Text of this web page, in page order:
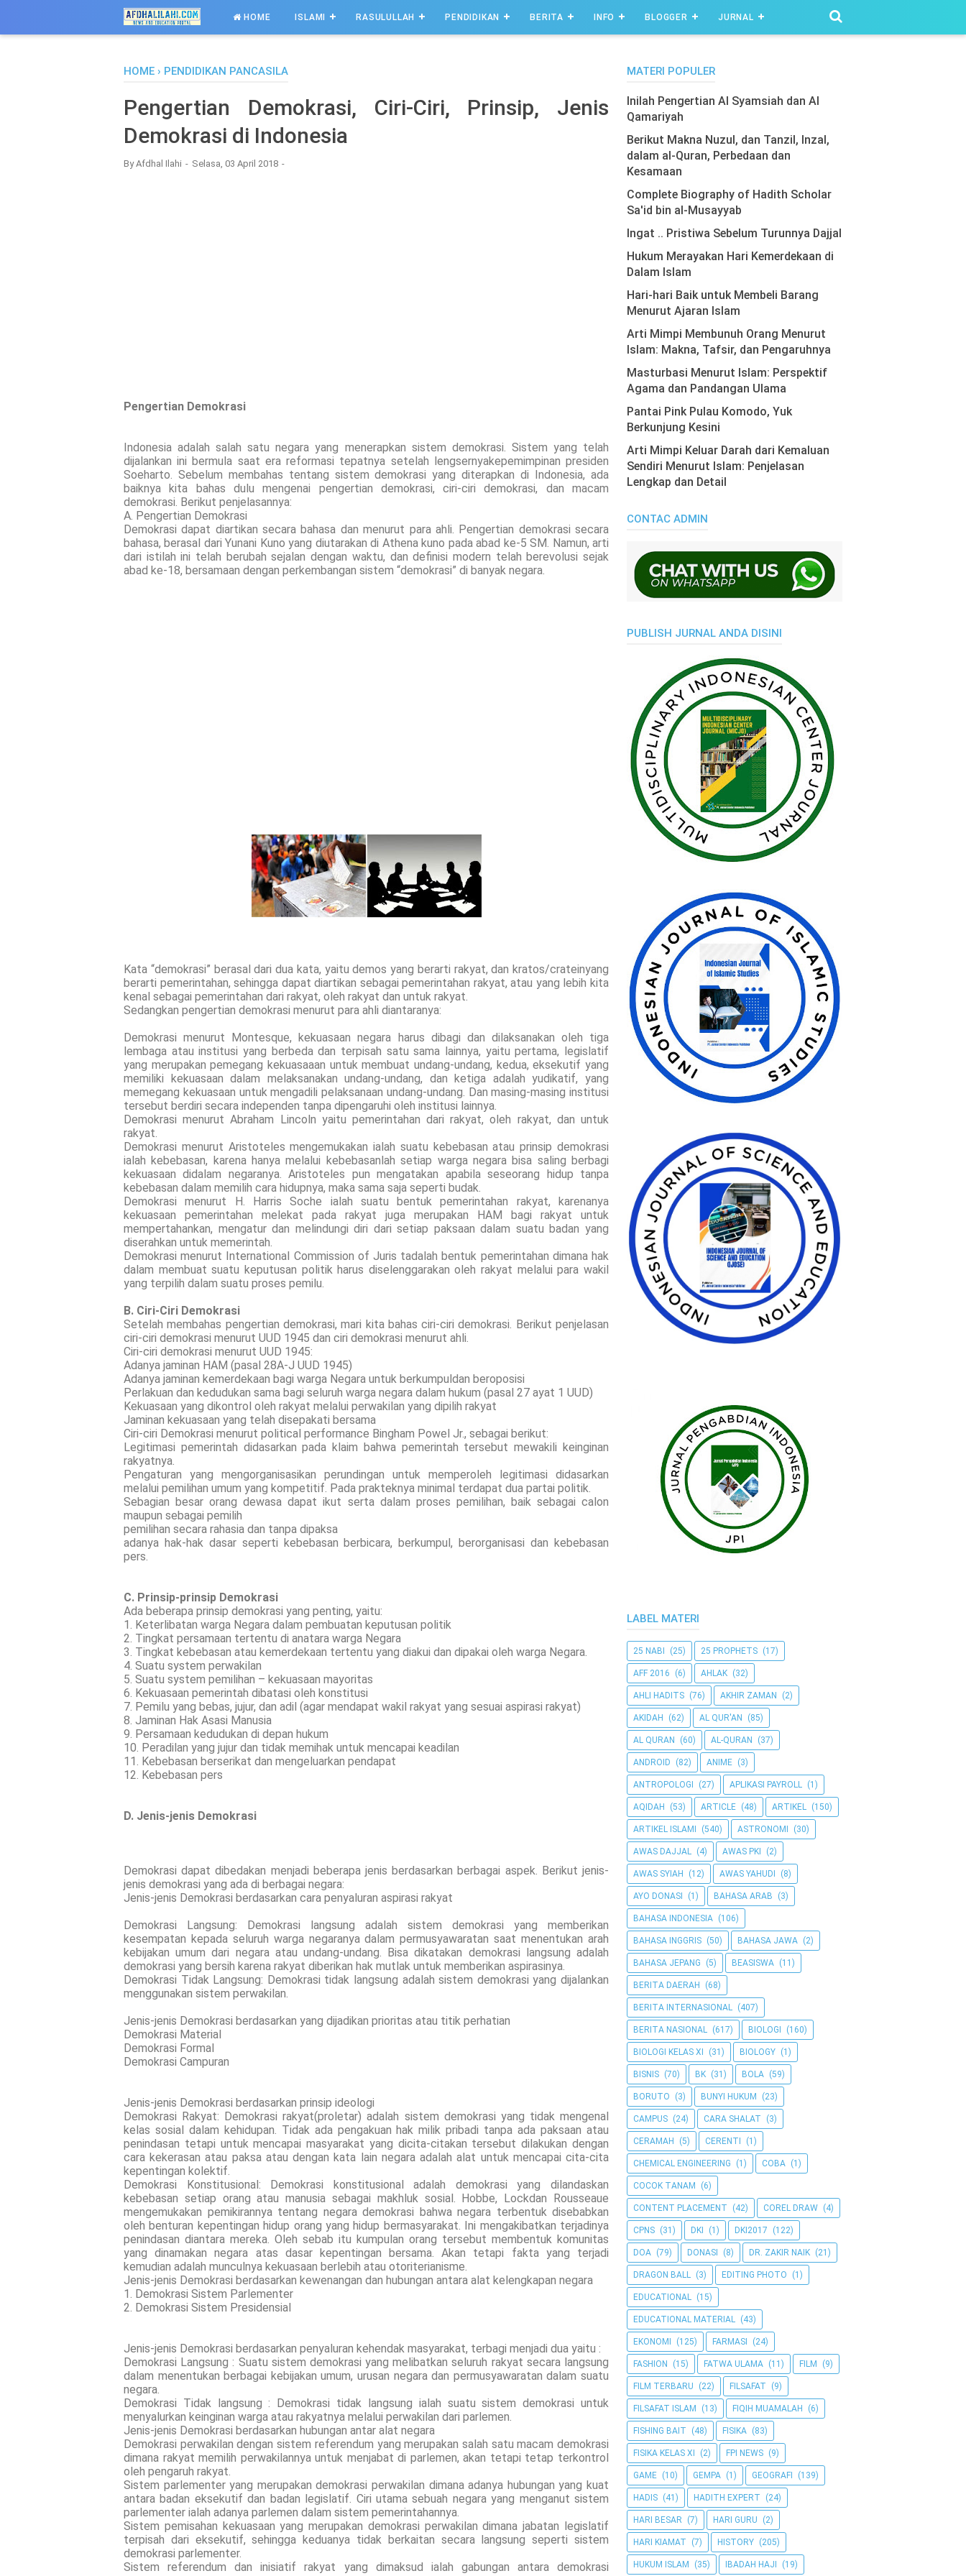
HOME ISLAMI RASULULLAH PENDIDIKAN BERITA INFO BLOGGER JURNAL
HOME › PENDIDIKAN PANCASILA
Pengertian Demokrasi, Ciri-Ciri, Prinsip, Jenis
Demokrasi di Indonesia
ByAfdhal Ilahi Selasa, 03 April 2018
Pengertian Demokrasi
Indonesia adalah salah satu negara yang menerapkan sistem demokrasi. Sistem yang telah
dijalankan ini bermula saat era reformasi tepatnya setelah lengsernyakepemimpinan presiden
Soeharto. Sebelum membahas tentang sistem demokrasi yang diterapkan di Indonesia, ada
baiknya kita bahas dulu mengenai pengertian demokrasi, ciri-ciri demokrasi, dan macam
demokrasi. Berikut penjelasannya:
A. Pengertian Demokrasi
Demokrasi dapat diartikan secara bahasa dan menurut para ahli. Pengertian demokrasi secara
bahasa, berasal dari Yunani Kuno yang diutarakan di Athena kuno pada abad ke-5 SM. Namun, arti
dari istilah ini telah berubah sejalan dengan waktu, dan definisi modern telah berevolusi sejak
abad ke-18, bersamaan dengan perkembangan sistem “demokrasi” di banyak negara.
Kata “demokrasi” berasal dari dua kata, yaitu demos yang berarti rakyat, dan kratos/crateinyang
berarti pemerintahan, sehingga dapat diartikan sebagai pemerintahan rakyat, atau yang lebih kita
kenal sebagai pemerintahan dari rakyat, oleh rakyat dan untuk rakyat.
Sedangkan pengertian demokrasi menurut para ahli diantaranya:
Demokrasi menurut Montesque, kekuasaan negara harus dibagi dan dilaksanakan oleh tiga
lembaga atau institusi yang berbeda dan terpisah satu sama lainnya, yaitu pertama, legislatif
yang merupakan pemegang kekuasaaan untuk membuat undang-undang, kedua, eksekutif yang
memiliki kekuasaan dalam melaksanakan undang-undang, dan ketiga adalah yudikatif, yang
memegang kekuasaan untuk mengadili pelaksanaan undang-undang. Dan masing-masing institusi
tersebut berdiri secara independen tanpa dipengaruhi oleh institusi lainnya.
Demokrasi menurut Abraham Lincoln yaitu pemerintahan dari rakyat, oleh rakyat, dan untuk
rakyat.
Demokrasi menurut Aristoteles mengemukakan ialah suatu kebebasan atau prinsip demokrasi
ialah kebebasan, karena hanya melalui kebebasanlah setiap warga negara bisa saling berbagi
kekuasaan didalam negaranya. Aristoteles pun mengatakan apabila seseorang hidup tanpa
kebebasan dalam memilih cara hidupnya, maka sama saja seperti budak.
Demokrasi menurut H. Harris Soche ialah suatu bentuk pemerintahan rakyat, karenanya
kekuasaan pemerintahan melekat pada rakyat juga merupakan HAM bagi rakyat untuk
mempertahankan, mengatur dan melindungi diri dari setiap paksaan dalam suatu badan yang
diserahkan untuk memerintah.
Demokrasi menurut International Commission of Juris tadalah bentuk pemerintahan dimana hak
dalam membuat suatu keputusan politik harus diselenggarakan oleh rakyat melalui para wakil
yang terpilih dalam suatu proses pemilu.
B. Ciri-Ciri Demokrasi
Setelah membahas pengertian demokrasi, mari kita bahas ciri-ciri demokrasi. Berikut penjelasan
ciri-ciri demokrasi menurut UUD 1945 dan ciri demokrasi menurut ahli.
Ciri-ciri demokrasi menurut UUD 1945:
Adanya jaminan HAM (pasal 28A-J UUD 1945)
Adanya jaminan kemerdekaan bagi warga Negara untuk berkumpuldan beroposisi
Perlakuan dan kedudukan sama bagi seluruh warga negara dalam hukum (pasal 27 ayat 1 UUD)
Kekuasaan yang dikontrol oleh rakyat melalui perwakilan yang dipilih rakyat
Jaminan kekuasaan yang telah disepakati bersama
Ciri-ciri Demokrasi menurut political performance Bingham Powel Jr., sebagai berikut:
Legitimasi pemerintah didasarkan pada klaim bahwa pemerintah tersebut mewakili keinginan
rakyatnya.
Pengaturan yang mengorganisasikan perundingan untuk memperoleh legitimasi didasarkan
melalui pemilihan umum yang kompetitif. Pada prakteknya minimal terdapat dua partai politik.
Sebagian besar orang dewasa dapat ikut serta dalam proses pemilihan, baik sebagai calon
maupun sebagai pemilih
pemilihan secara rahasia dan tanpa dipaksa
adanya hak-hak dasar seperti kebebasan berbicara, berkumpul, berorganisasi dan kebebasan
pers.
C. Prinsip-prinsip Demokrasi
Ada beberapa prinsip demokrasi yang penting, yaitu:
1. Keterlibatan warga Negara dalam pembuatan keputusan politik
2. Tingkat persamaan tertentu di anatara warga Negara
3. Tingkat kebebasan atau kemerdekaan tertentu yang diakui dan dipakai oleh warga Negara.
4. Suatu system perwakilan
5. Suatu system pemilihan – kekuasaan mayoritas
6. Kekuasaan pemerintah dibatasi oleh konstitusi
7. Pemilu yang bebas, jujur, dan adil (agar mendapat wakil rakyat yang sesuai aspirasi rakyat)
8. Jaminan Hak Asasi Manusia
9. Persamaan kedudukan di depan hukum
10. Peradilan yang jujur dan tidak memihak untuk mencapai keadilan
11. Kebebasan berserikat dan mengeluarkan pendapat
12. Kebebasan pers
D. Jenis-jenis Demokrasi
Demokrasi dapat dibedakan menjadi beberapa jenis berdasarkan berbagai aspek. Berikut jenis-
jenis demokrasi yang ada di berbagai negara:
Jenis-jenis Demokrasi berdasarkan cara penyaluran aspirasi rakyat
Demokrasi Langsung: Demokrasi langsung adalah sistem demokrasi yang memberikan
kesempatan kepada seluruh warga negaranya dalam permusyawaratan saat menentukan arah
kebijakan umum dari negara atau undang-undang. Bisa dikatakan demokrasi langsung adalah
demokrasi yang bersih karena rakyat diberikan hak mutlak untuk memberikan aspirasinya.
Demokrasi Tidak Langsung: Demokrasi tidak langsung adalah sistem demokrasi yang dijalankan
menggunakan sistem perwakilan.
Jenis-jenis Demokrasi berdasarkan yang dijadikan prioritas atau titik perhatian
Demokrasi Material
Demokrasi Formal
Demokrasi Campuran
Jenis-jenis Demokrasi berdasarkan prinsip ideologi
Demokrasi Rakyat: Demokrasi rakyat(proletar) adalah sistem demokrasi yang tidak mengenal
kelas sosial dalam kehidupan. Tidak ada pengakuan hak milik pribadi tanpa ada paksaan atau
penindasan tetapi untuk mencapai masyarakat yang dicita-citakan tersebut dilakukan dengan
cara kekerasan atau paksa atau dengan kata lain negara adalah alat untuk mencapai cita-cita
kepentingan kolektif.
Demokrasi Konstitusional: Demokrasi konstitusional adalah demokrasi yang dilandaskan
kebebasan setiap orang atau manusia sebagai makhluk sosial. Hobbe, Lockdan Rousseaue
mengemukakan pemikirannya tentang negara demokrasi bahwa negara terbentuk disebabkan
oleh benturan kepentingan hidup orang yang hidup bermasyarakat. Ini mengakibatkan terjadinya
penindasan diantara mereka. Oleh sebab itu kumpulan orang tersebut membentuk komunitas
yang dinamakan negara atas dasar kepentingan bersama. Akan tetapi fakta yang terjadi
kemudian adalah munculnya kekuasaan berlebih atau otoriterianisme.
Jenis-jenis Demokrasi berdasarkan kewenangan dan hubungan antara alat kelengkapan negara
1. Demokrasi Sistem Parlementer
2. Demokrasi Sistem Presidensial
Jenis-jenis Demokrasi berdasarkan penyaluran kehendak masyarakat, terbagi menjadi dua yaitu :
Demokrasi Langsung : Suatu sistem demokrasi yang melibatkan seluruh rakyat secara langsung
dalam menentukan berbagai kebijakan umum, urusan negara dan permusyawaratan dalam suatu
negara.
Demokrasi Tidak langsung : Demokrasi tidak langsung ialah suatu sistem demokrasi untuk
menyalurkan keinginan warga atau rakyatnya melalui perwakilan dari parlemen.
Jenis-jenis Demokrasi berdasarkan hubungan antar alat negara
Demokrasi perwakilan dengan sistem referendum yang merupakan salah satu macam demokrasi
dimana rakyat memilih perwakilannya untuk menjabat di parlemen, akan tetapi tetap terkontrol
oleh pengaruh rakyat.
Sistem parlementer yang merupakan demokrasi perwakilan dimana adanya hubungan yang kuat
antara badan eksekutif dan badan legislatif. Ciri utama sebuah negara yang menganut sistem
parlementer ialah adanya parlemen dalam sistem pemerintahannya.
Sistem pemisahan kekuasaan yang merupakan demokrasi perwakilan dimana jabatan legislatif
terpisah dari eksekutif, sehingga keduanya tidak berkaitan secara langsung seperti sistem
demokrasi parlementer.
Sistem referendum dan inisiatif rakyat yang dimaksud ialah gabungan antara demokrasi
MATERI POPULER
Inilah Pengertian Al Syamsiah dan Al
Qamariyah
Berikut Makna Nuzul, dan Tanzil, Inzal,
dalam al-Quran, Perbedaan dan
Kesamaan
Complete Biography of Hadith Scholar
Sa'id bin al-Musayyab
Ingat .. Pristiwa Sebelum Turunnya Dajjal
Hukum Merayakan Hari Kemerdekaan di
Dalam Islam
Hari-hari Baik untuk Membeli Barang
Menurut Ajaran Islam
Arti Mimpi Membunuh Orang Menurut
Islam: Makna, Tafsir, dan Pengaruhnya
Masturbasi Menurut Islam: Perspektif
Agama dan Pandangan Ulama
Pantai Pink Pulau Komodo, Yuk
Berkunjung Kesini
Arti Mimpi Keluar Darah dari Kemaluan
Sendiri Menurut Islam: Penjelasan
Lengkap dan Detail
CONTAC ADMIN
PUBLISH JURNAL ANDA DISINI
LABEL MATERI
25 NABI (25) 25 PROPHETS (17)
AFF 2016 (6) AHLAK (32)
AHLI HADITS (76) AKHIR ZAMAN (2)
AKIDAH (62) AL QUR'AN (85)
AL QURAN (60) AL-QURAN (37)
ANDROID (82) ANIME (3)
ANTROPOLOGI (27) APLIKASI PAYROLL (1)
AQIDAH (53) ARTICLE (48) ARTIKEL (150)
ARTIKEL ISLAMI (540) ASTRONOMI (30)
AWAS DAJJAL (4) AWAS PKI (2)
AWAS SYIAH (12) AWAS YAHUDI (8)
AYO DONASI (1) BAHASA ARAB (3)
BAHASA INDONESIA (106)
BAHASA INGGRIS (50) BAHASA JAWA (2)
BAHASA JEPANG (5) BEASISWA (11)
BERITA DAERAH (68)
BERITA INTERNASIONAL (407)
BERITA NASIONAL (617) BIOLOGI (160)
BIOLOGI KELAS XI (31) BIOLOGY (1)
BISNIS (70) BK (31) BOLA (59)
BORUTO (3) BUNYI HUKUM (23)
CAMPUS (24) CARA SHALAT (3)
CERAMAH (5) CERENTI (1)
CHEMICAL ENGINEERING (1) COBA (1)
COCOK TANAM (6)
CONTENT PLACEMENT (42) COREL DRAW (4)
CPNS (31) DKI (1) DKI2017 (122)
DOA (79) DONASI (8) DR. ZAKIR NAIK (21)
DRAGON BALL (3) EDITING PHOTO (1)
EDUCATIONAL (15)
EDUCATIONAL MATERIAL (43)
EKONOMI (125) FARMASI (24)
FASHION (15) FATWA ULAMA (11) FILM (9)
FILM TERBARU (22) FILSAFAT (9)
FILSAFAT ISLAM (13) FIQIH MUAMALAH (6)
FISHING BAIT (48) FISIKA (83)
FISIKA KELAS XI (2) FPI NEWS (9)
GAME (10) GEMPA (1) GEOGRAFI (139)
HADIS (41) HADITH EXPERT (24)
HARI BESAR (7) HARI GURU (2)
HARI KIAMAT (7) HISTORY (205)
HUKUM ISLAM (35) IBADAH HAJI (19)